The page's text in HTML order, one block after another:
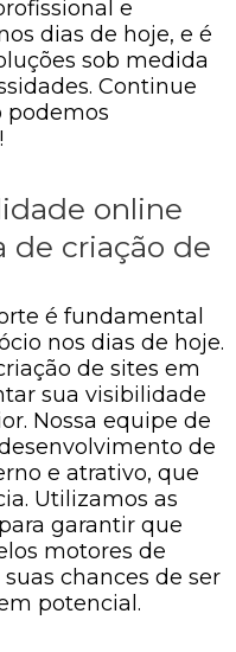
e
dias de hoje, e é
sob medida
Continue
podemos
online
de criação de
é fundamental
nos dias de hoje.
de sites em
sua visibilidade
Nossa equipe de
de
e atrativo, que
Utilizamos as
garantir que
motores de
chances de ser
potencial.